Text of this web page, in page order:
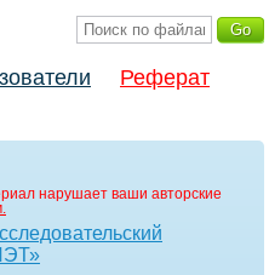
Реферат
нарушает ваши авторские